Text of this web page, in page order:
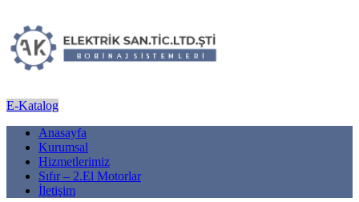
E-Katalog
Anasayfa
Kurumsal
Hizmetlerimiz
Sıfır – 2.El Motorlar
İletişim